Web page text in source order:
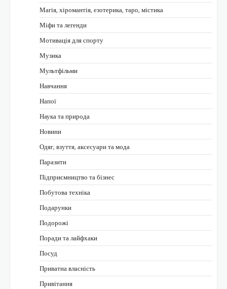
Магія, хіромантія, езотерика, таро, містика
Міфи та легенди
Мотивація для спорту
Музика
Мультфільми
Навчання
Напої
Наука та природа
Новини
Одяг, взуття, аксесуари та мода
Паразити
Підприємництво та бізнес
Побутова техніка
Подарунки
Подорожі
Поради та лайфхаки
Посуд
Приватна власність
Привітання